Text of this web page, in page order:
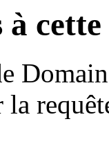
à
la